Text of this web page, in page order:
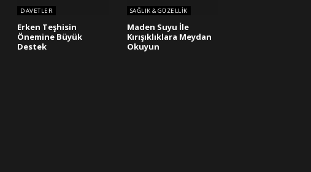
DAVETLER
Erken Teşhisin
Önemine Büyük
Destek
SAĞLIK & GÜZELLIK
Maden Suyu İle
Kırışıklıklara Meydan
Okuyun